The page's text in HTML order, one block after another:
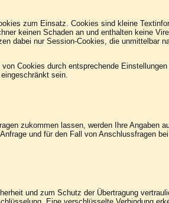
zum Einsatz. Cookies sind kleine
keinen Schaden an und enthalten keine
dabei nur Session-Cookies, die unmittelbar
Cookies durch entsprechende
sein.
zukommen lassen, werden Ihre Angaben
und für den Fall von Anschlussfragen
und zum Schutz der Übertragung